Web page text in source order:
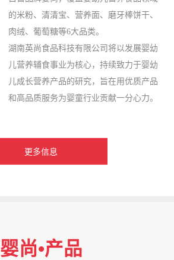
的米粉、清清宝、营养面、磨牙棒饼干、
肉绒、葡萄糖等6大品类。
湖南英尚食品科技有限公司将以发展婴幼
儿营养辅食事业为核心，持续致力于婴幼
儿成长营养产品的研究，旨在用优质产品
和高品质服务为婴童行业贡献一分心力。
更多信息
婴尚•产品